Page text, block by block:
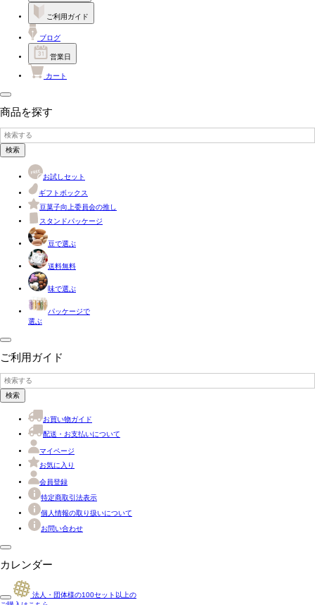
ご利用ガイド
ブログ
営業日
カート
商品を探す
検索
お試しセット
ギフトボックス
豆菓子向上委員会の推し
スタンドパッケージ
豆で選ぶ
送料無料
味で選ぶ
パッケージで
選ぶ
ご利用ガイド
検索
お買い物ガイド
配送・お支払いについて
マイページ
お気に入り
会員登録
特定商取引法表示
個人情報の取り扱いについて
お問い合わせ
カレンダー
法人・団体様の100セット以上の